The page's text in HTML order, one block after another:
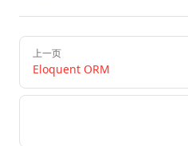
Pager
上一页
Eloquent ORM